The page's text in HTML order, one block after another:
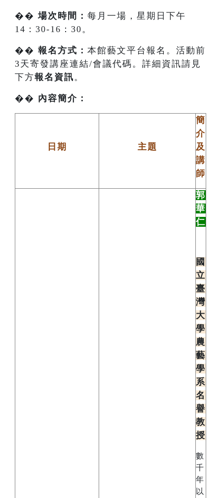
��場次時間： 每月一場，星期日下午
14：30-16：30。
�� 報名方式： 本館藝文平台報名。活動前
3天寄發講座連結/會議代碼。詳細資訊請見
下方報名資訊 。
�� 內容簡介：
日期 主題
簡
介
及
講
師
郭
華
仁
國
立
臺
灣
大
學
農
藝
學
系
名
譽
教
授
數
千
年
以